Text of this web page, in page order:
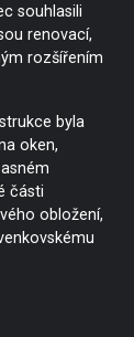
souhlasili
renovací,
rozšířením
byla
oken,
části
obložení,